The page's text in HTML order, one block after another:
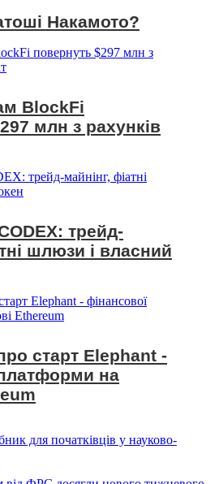
Накамото?
BlockFi
млн з рахунків
трейд-
шлюзи і власний
старт Elephant -
на
для початківців у науково-